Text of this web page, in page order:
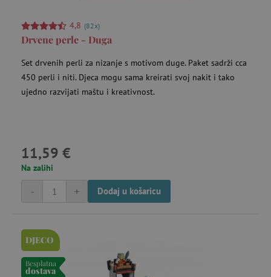
Namještaj za pohranu i kutije
Oprema i igračke za vodu
Penjalice, ljuljačke i setovi za razvoj motorike za dječju sobu
Piće i užina za izlete
Pomagala za male istraživače
4,8 (82x)
Drvene perle - Duga
Set drvenih perli za nizanje s motivom duge. Paket sadrži cca
450 perli i niti. Djeca mogu sama kreirati svoj nakit i tako
ujedno razvijati maštu i kreativnost.
11,59 €
Na zalihi
+
- Dodaj u košaricu
DJECO
Besplatna
dostava